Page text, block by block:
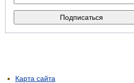
Карта сайта